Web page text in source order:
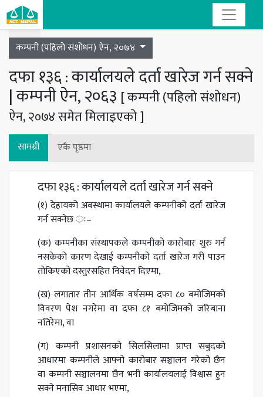
Toggle navigation
कम्पनी (पहिलो संशोधन) ऐन, २०७४
दफा १३६ : कार्यालयले दर्ता खारेज गर्न सक्ने
| कम्पनी ऐन, २०६३ [ कम्पनी (पहिलो संशोधन)
ऐन, २०७४ समेत मिलाइएको ]
सामग्री एकै पृष्ठमा
दफा १३६ : कार्यालयले दर्ता खारेज गर्न सक्ने
(१) देहायको अवस्थामा कार्यालयले कम्पनीको दर्ता खारेज
गर्न सक्नेछ ः–
(क) कम्पनीका संस्थापकले कम्पनीको कारोबार शुरु गर्न
नसकेको कारण देखाई कम्पनीको दर्ता खारेज गरी पाउन
तोकिएको दस्तुरसहित निवेदन दिएमा,
(ख) लगातार तीन आर्थिक वर्षसम्म दफा ८० बमोजिमको
विवरण पेश नगरेमा वा दफा ८१ बमोजिमको जरिबाना
नतिरेमा, वा
(ग) कम्पनी प्रशासनको सिलसिलामा प्राप्त सबुदको
आधारमा कम्पनीले आफ्नो कारोबार सञ्चालन गरेको छैन
वा कम्पनी सञ्चालनमा छैन भनी कार्यालयलाई विश्वास हुन
सक्ने मनासिव आधार भएमा,